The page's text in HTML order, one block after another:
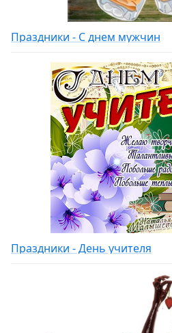
Праздники - С днем мужчин
Праздники - День учителя